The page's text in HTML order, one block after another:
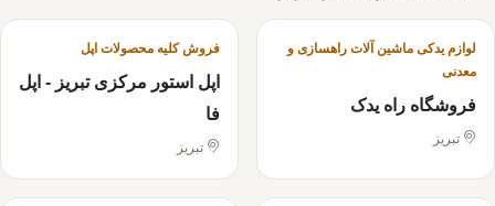
لوازم یدکی ماشین آلات راهسازی و
معدنی
فروشگاه راه یدک
تبریز
فروش کلیه محصولات اپل
اپل استور مرکزی تبریز - اپل
فا
تبریز